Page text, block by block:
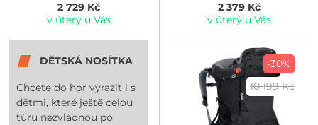
2 729 Kč
v úterý u Vás
2 379 Kč
v úterý u Vás
DĚTSKÁ NOSÍTKA
Chcete do hor vyrazit i s
dětmi, které ještě celou
túru nezvládnou po
-30%
10 199 Kč